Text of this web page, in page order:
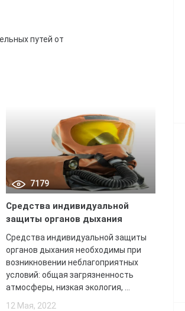
путей от
7179
Средства индивидуальной
защиты органов дыхания
Средства индивидуальной защиты
органов дыхания необходимы при
возникновении неблагоприятных
условий: общая загрязненность
атмосферы, низкая экология, ...
12 Мая, 2022